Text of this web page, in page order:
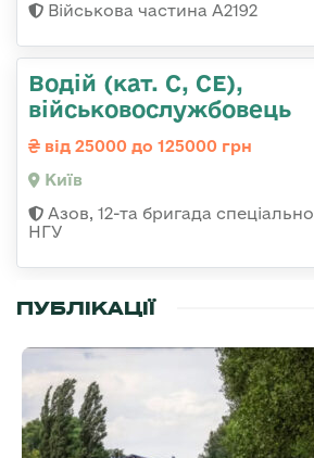
Військова частина А2192
Водій (кат. С, СЕ),
військовослужбовець
від 25000 до 125000 грн
Київ
Азов, 12-та бригада
НГУ
ПУБЛІКАЦІЇ